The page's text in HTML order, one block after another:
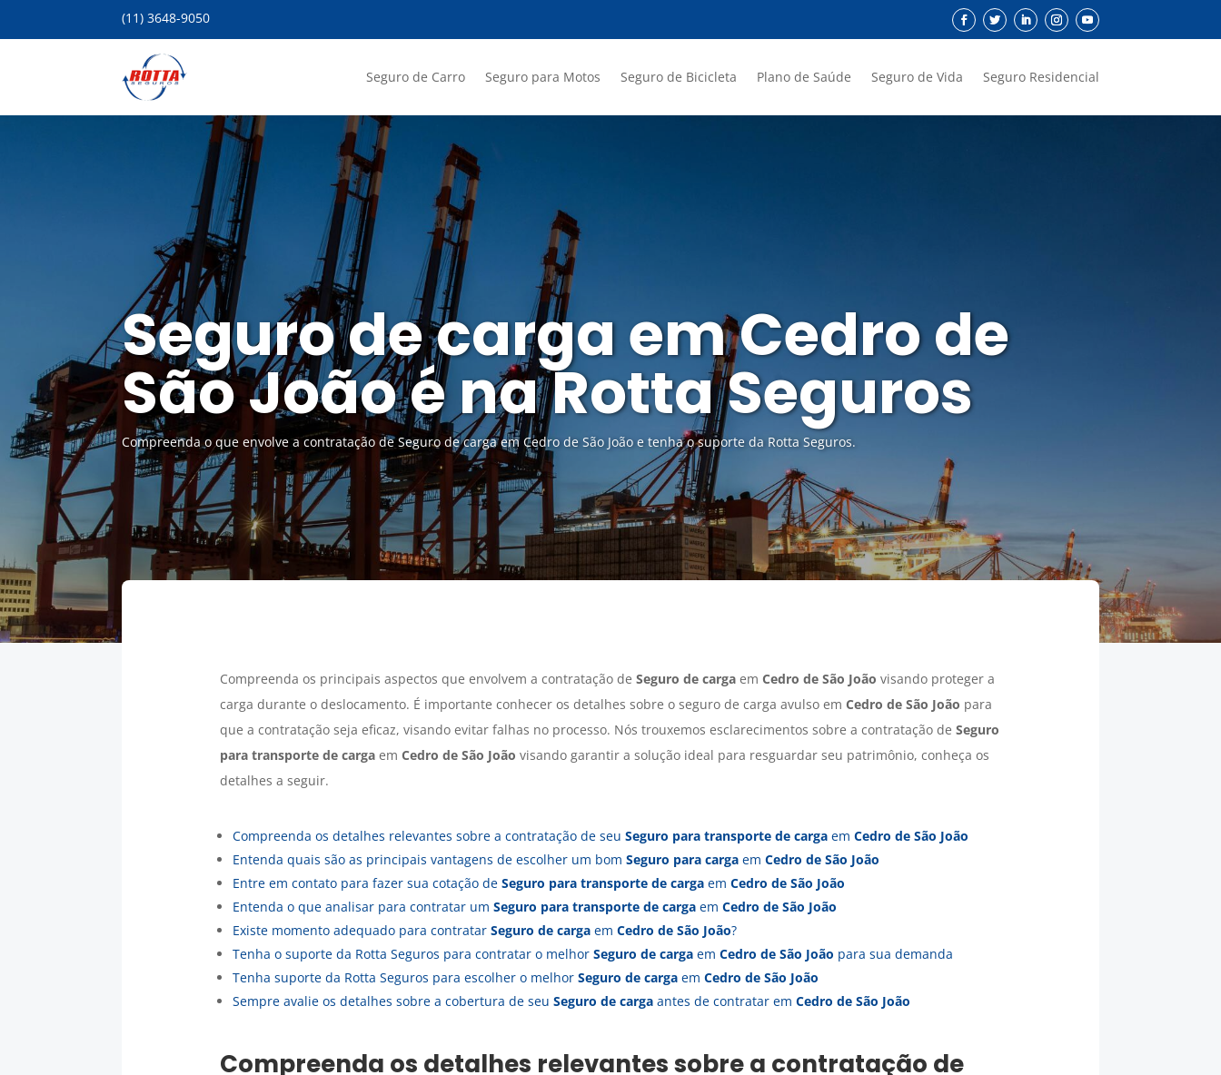
(11) 3648-9050
Seguro de Carro Seguro para Motos Seguro de Bicicleta Plano de Saúde Seguro de Vida Seguro Residencial
Seguro de carga em Cedro de
São João é na Rotta Seguros
Compreenda o que envolve a contratação de Seguro de carga em Cedro de São João e tenha o suporte da Rotta Seguros.
Compreenda os principais aspectos que envolvem a contratação de Seguro de cargaem Cedro de São João visando proteger a
carga durante o deslocamento. É importante conhecer os detalhes sobre o seguro de carga avulso em Cedro de São João para
que a contratação seja eficaz, visando evitar falhas no processo. Nós trouxemos esclarecimentos sobre a contratação de Seguro
para transporte de cargaem Cedro de São João visando garantir a solução ideal para resguardar seu patrimônio, conheça os
detalhes a seguir.
Compreenda os detalhes relevantes sobre a contratação de seu Seguro para transporte de cargaem Cedro de São João
Entenda quais são as principais vantagens de escolher um bom Seguro para cargaem Cedro de São João
Entre em contato para fazer sua cotação de Seguro para transporte de cargaem Cedro de São João
Entenda o que analisar para contratar um Seguro para transporte de cargaem Cedro de São João
Existe momento adequado para contratar Seguro de cargaem Cedro de São João?
Tenha o suporte da Rotta Seguros para contratar o melhor Seguro de cargaem Cedro de São João para sua demanda
Tenha suporte da Rotta Seguros para escolher o melhor Seguro de cargaem Cedro de São João
Sempre avalie os detalhes sobre a cobertura de seu Seguro de cargaantes de contratar em Cedro de São João
Compreenda os detalhes relevantes sobre a contratação de